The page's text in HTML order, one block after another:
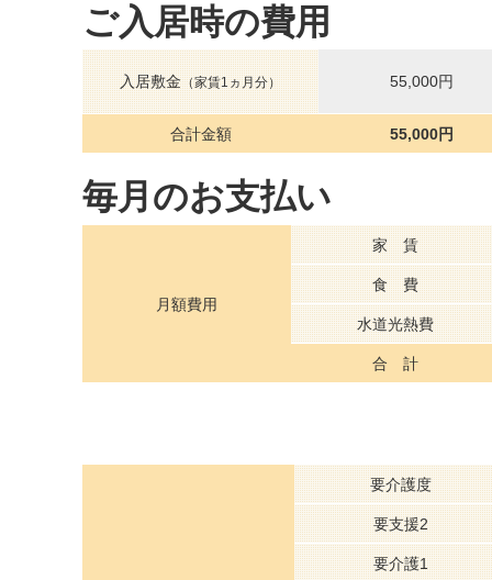
ご入居時の費用
入居敷金（家賃1ヵ月分） 55,000円
合計金額 55,000円
毎月のお支払い
月額費用
家 賃
食 費
水道光熱費
合 計
要介護度
要支援2
要介護1